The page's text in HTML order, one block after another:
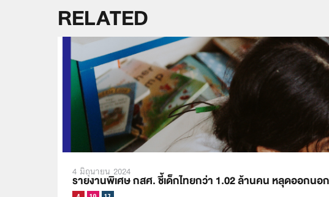
RELATED
4 มิถุนายน 2024
รายงานพิเศษ กสศ. ชี้เด็กไทยกว่า 1.02 ล้านคน หลุดออกน